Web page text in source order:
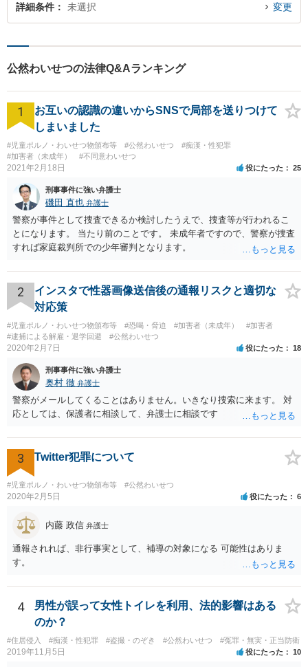
詳細条件 未選択 変更
公然わいせつの法律Q&Aランキング
1
お互いの認識の違いからSNSで局部を送りつけて
しまいました
#児童ポルノ・わいせつ物頒布等 #公然わいせつ
#痴漢・性犯罪
#加害者（未成年）
#不同意わいせつ
2021年2月18日 役にたった 25
刑事事件に強い弁護士
磯田 直也 弁護士
警察が事件として捜査できるか検討したうえで、捜査等が行われるこ
とになります。 当たり前のことです。 未成年者ですので、警察が捜査
すれば家庭裁判所での少年審判となります。
2
インスタで性器画像送信後の通報リスクと適切な
対応策
#児童ポルノ・わいせつ物頒布等 #恐喝・脅迫 #加害者（未成年）
#加害者
#逮捕による解雇・退学回避
#公然わいせつ
2020年2月7日 役にたった 18
刑事事件に強い弁護士
奥村 徹 弁護士
警察がメールしてくることはありません。いきなり捜索に来ます。 対
応としては、保護者に相談して、弁護士に相談です
3 Twitter犯罪について
#児童ポルノ・わいせつ物頒布等 #公然わいせつ
2020年2月5日 役にたった 6
内藤 政信 弁護士
通報されれば、非行事実として、補導の対象になる 可能性はありま
す。
4
男性が誤って女性トイレを利用、法的影響はある
のか？
#住居侵入 #痴漢・性犯罪 #盗撮・のぞき #公然わいせつ #冤罪・無実・正当防衛
2019年11月5日 役にたった 10